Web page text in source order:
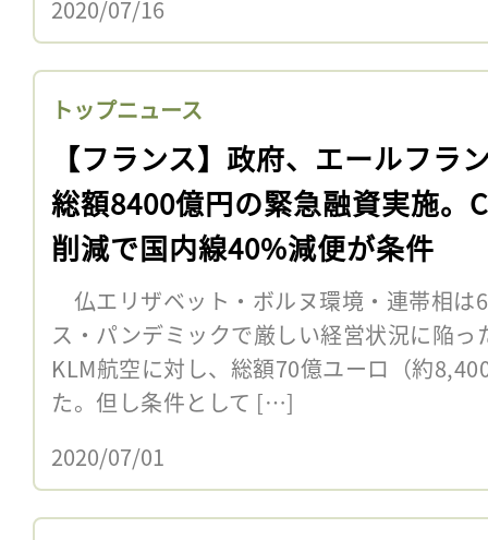
2020/07/16
トップニュース
【フランス】政府、エールフラ
総額8400億円の緊急融資実施。
削減で国内線40%減便が条件
仏エリザベット・ボルヌ環境・連帯相は
ス・パンデミックで厳しい経営状況に陥っ
KLM航空に対し、総額70億ユーロ（約
た。但し条件として […]
2020/07/01